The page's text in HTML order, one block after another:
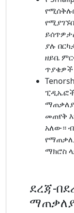
ያሉ
ዘይቤ
ፒዲኤፎች
መጠየቅ
አለው።
ማክሮስ
ደረጃ-